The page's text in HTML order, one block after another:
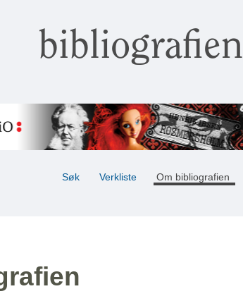
bibliografien
Søk Verkliste Om bibliografien